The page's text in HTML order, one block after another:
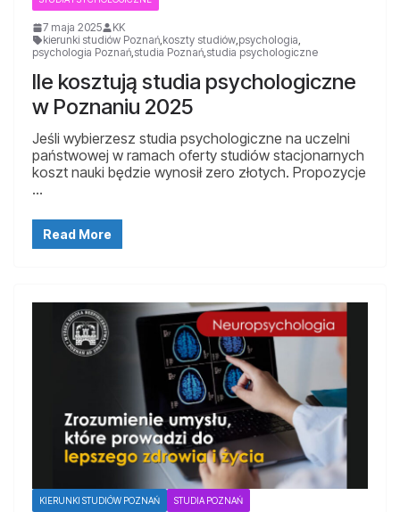
7 maja 2025
KK
kierunki studiów Poznań koszty studiów psychologia
psychologia Poznań studia Poznań studia psychologiczne
Ile kosztują studia psychologiczne
w Poznaniu 2025
Jeśli wybierzesz studia psychologiczne na uczelni
państwowej w ramach oferty studiów stacjonarnych
koszt nauki będzie wynosił zero złotych. Propozycje
…
Read More
KIERUNKI STUDIÓW POZNAŃ STUDIA POZNAŃ